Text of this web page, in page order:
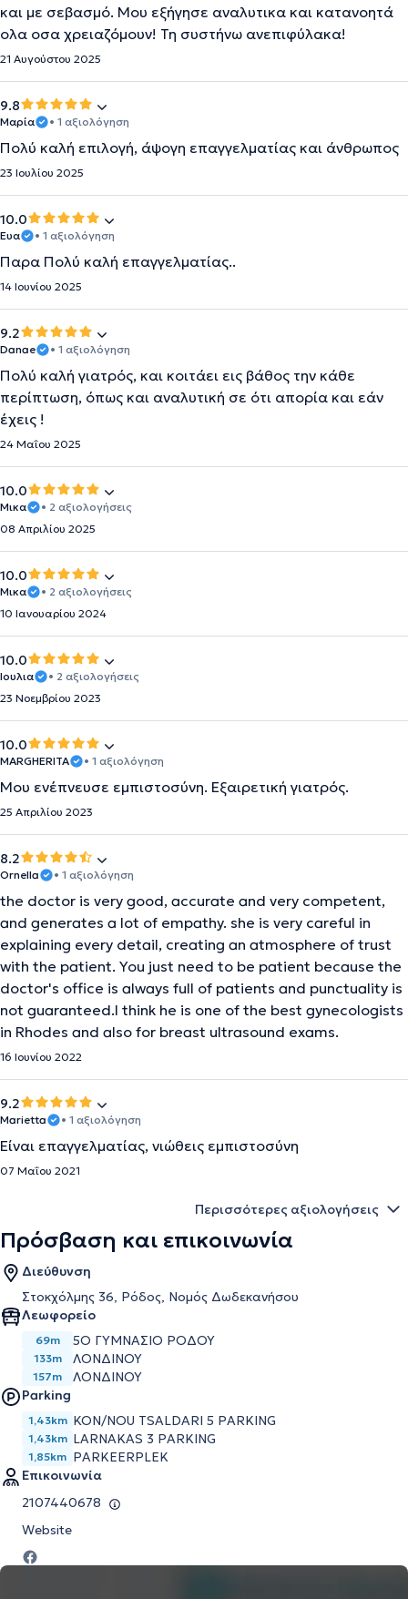
και με σεβασμό. Μου εξήγησε αναλυτικα και κατανοητά
ολα οσα χρειαζόμουν! Τη συστήνω ανεπιφύλακα!
21 Αυγούστου 2025
9.8
Μαρία • 1 αξιολόγηση
Πολύ καλή επιλογή, άψογη επαγγελματίας και άνθρωπος
23 Ιουλίου 2025
10.0
Ευα • 1 αξιολόγηση
Παρα Πολύ καλή επαγγελματίας..
14 Ιουνίου 2025
9.2
Danae • 1 αξιολόγηση
Πολύ καλή γιατρός, και κοιτάει εις βάθος την κάθε
περίπτωση, όπως και αναλυτική σε ότι απορία και εάν
έχεις !
24 Μαΐου 2025
10.0
Μικα
• 2 αξιολογήσεις
08 Απριλίου 2025
10.0
Μικα
• 2 αξιολογήσεις
10 Ιανουαρίου 2024
10.0
Ιουλια
• 2 αξιολογήσεις
23 Νοεμβρίου 2023
10.0
MARGHERITA • 1 αξιολόγηση
Μου ενέπνευσε εμπιστοσύνη. Εξαιρετική γιατρός.
25 Απριλίου 2023
8.2
Ornella • 1 αξιολόγηση
the doctor is very good, accurate and very competent,
and generates a lot of empathy. she is very careful in
explaining every detail, creating an atmosphere of trust
with the patient. You just need to be patient because the
doctor's office is always full of patients and punctuality is
not guaranteed.I think he is one of the best gynecologists
in Rhodes and also for breast ultrasound exams.
16 Ιουνίου 2022
9.2
Marietta • 1 αξιολόγηση
Είναι επαγγελματίας, νιώθεις εμπιστοσύνη
07 Μαΐου 2021
Περισσότερες αξιολογήσεις
Πρόσβαση και επικοινωνία
Διεύθυνση
Στοκχόλμης 36, Ρόδος, Νομός Δωδεκανήσου
Λεωφορείο
69m 5Ο ΓΥΜΝΑΣΙΟ ΡΟΔΟΥ
133m ΛΟΝΔΙΝΟΥ
157m
ΛΟΝΔΙΝΟΥ
Parking
1,43km KON/NOU TSALDARI 5 PARKING
1,43km LARNAKAS 3 PARKING
1,85km PARKEERPLEK
Επικοινωνία
2107440678
Website